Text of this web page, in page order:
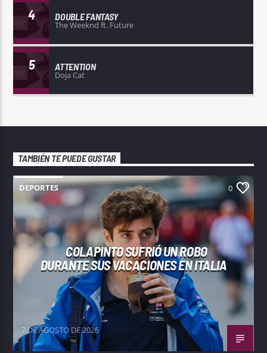
4 DOUBLE FANTASY
The Weeknd ft. Future
5 ATTENTION
Doja Cat
TAMBIÉN TE PUEDE GUSTAR
DEPORTES 0
COLAPINTO SUFRIÓ UN ROBO
DURANTE SUS VACACIONES EN ITALIA
7 DE AGOSTO DE 2026